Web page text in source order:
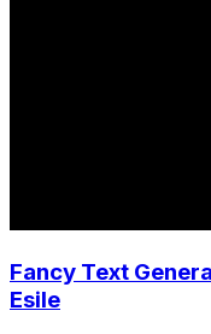
Fancy Text
Esile